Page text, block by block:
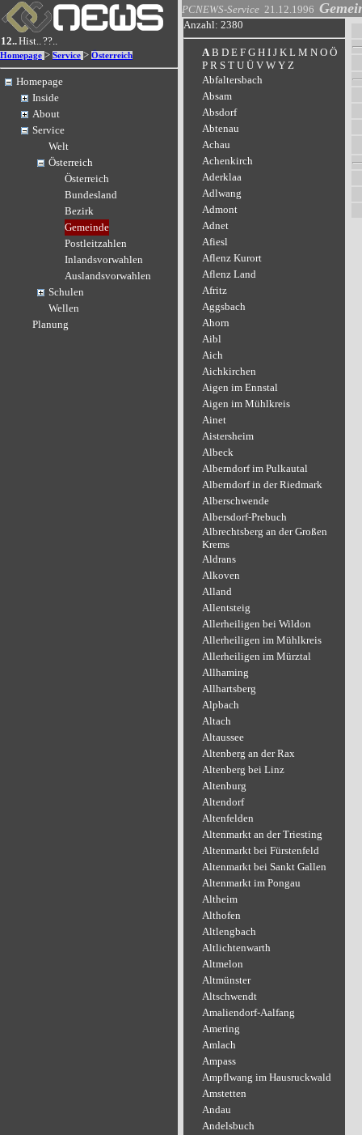
12..Hist..??..
Homepage > Service > Österreich
Homepage
Inside
About
Service
Welt
Österreich
Österreich
Bundesland
Bezirk
Gemeinde
Postleitzahlen
Inlandsvorwahlen
Auslandsvorwahlen
Schulen
Wellen
Planung
PCNEWS-Service 21.12.1996
Anzahl: 2380
A B D E F G H I J K L M N O Ö
P R S T U Ü V W Y Z
Abfaltersbach
Absam
Absdorf
Abtenau
Achau
Achenkirch
Aderklaa
Adlwang
Admont
Adnet
Afiesl
Aflenz Kurort
Aflenz Land
Afritz
Aggsbach
Ahorn
Aibl
Aich
Aichkirchen
Aigen im Ennstal
Aigen im Mühlkreis
Ainet
Aistersheim
Albeck
Alberndorf im Pulkautal
Alberndorf in der Riedmark
Alberschwende
Albersdorf-Prebuch
Albrechtsberg an der Großen
Krems
Aldrans
Alkoven
Alland
Allentsteig
Allerheiligen bei Wildon
Allerheiligen im Mühlkreis
Allerheiligen im Mürztal
Allhaming
Allhartsberg
Alpbach
Altach
Altaussee
Altenberg an der Rax
Altenberg bei Linz
Altenburg
Altendorf
Altenfelden
Altenmarkt an der Triesting
Altenmarkt bei Fürstenfeld
Altenmarkt bei Sankt Gallen
Altenmarkt im Pongau
Altheim
Althofen
Altlengbach
Altlichtenwarth
Altmelon
Altmünster
Altschwendt
Amaliendorf-Aalfang
Amering
Amlach
Ampass
Ampflwang im Hausruckwald
Amstetten
Andau
Andelsbuch